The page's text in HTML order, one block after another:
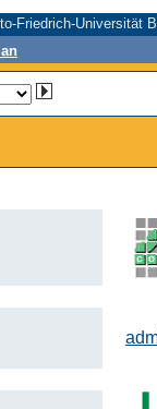
Friedrich-Universität